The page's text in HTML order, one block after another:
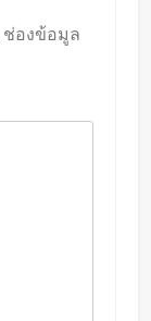
ช่องข้อมูล